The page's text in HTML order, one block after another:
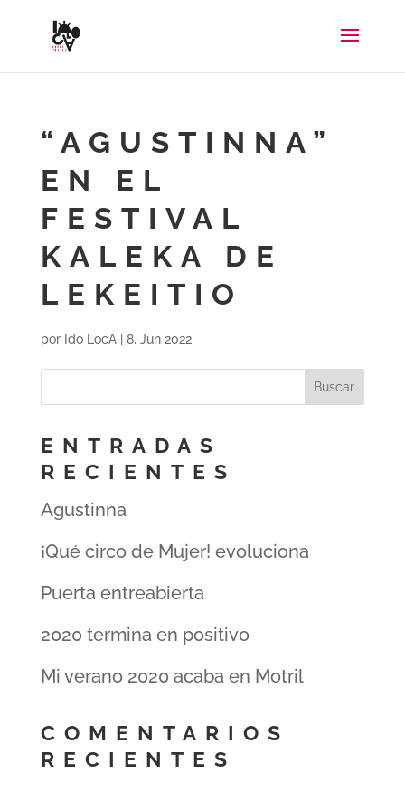
“AGUSTINNA”
EN EL
FESTIVAL
KALEKA DE
LEKEITIO
por Ido LocA| 8, Jun 2022
ENTRADAS
RECIENTES
Agustinna
¡Qué circo de Mujer! evoluciona
Puerta entreabierta
2020 termina en positivo
Mi verano 2020 acaba en Motril
COMENTARIOS
RECIENTES